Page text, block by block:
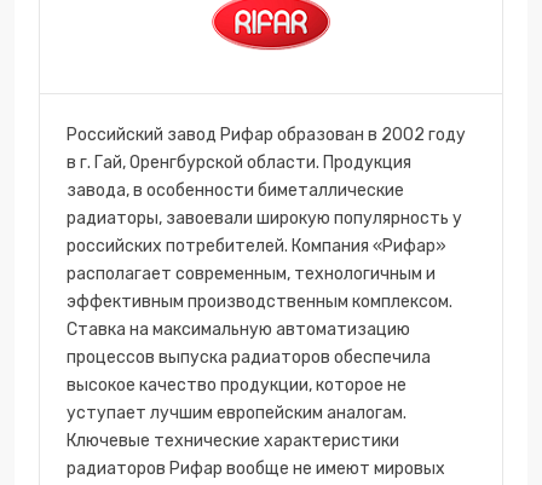
Российский завод Рифар образован в 2002 году
в г. Гай, Оренгбурской области. Продукция
завода, в особенности биметаллические
радиаторы, завоевали широкую популярность у
российских потребителей. Компания «Рифар»
располагает современным, технологичным и
эффективным производственным комплексом.
Ставка на максимальную автоматизацию
процессов выпуска радиаторов обеспечила
высокое качество продукции, которое не
уступает лучшим европейским аналогам.
Ключевые технические характеристики
радиаторов Рифар вообще не имеют мировых